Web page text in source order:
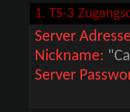
1. TS-3
Server
Nickname:
Server